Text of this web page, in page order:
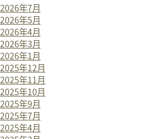
2026年7月
2026年5月
2026年4月
2026年3月
2026年1月
2025年12月
2025年11月
2025年10月
2025年9月
2025年7月
2025年4月